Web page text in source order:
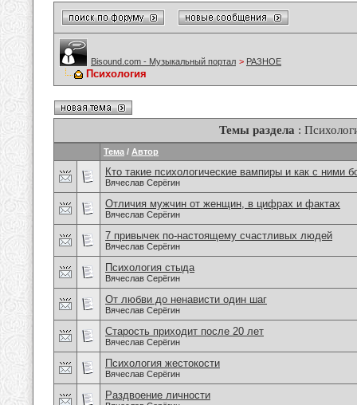
Bisound.com - Музыкальный портал > РАЗНОЕ
Психология
Темы раздела :
Тема / Автор
Кто такие психологические вампиры и как с ними
Вячеслав Серёгин
Отличия мужчин от женщин, в цифрах и фактах
Вячеслав Серёгин
7 привычек по-настоящему счастливых людей
Вячеслав Серёгин
Психология стыда
Вячеслав Серёгин
От любви до ненависти один шаг
Вячеслав Серёгин
Старость приходит после 20 лет
Вячеслав Серёгин
Психология жестокости
Вячеслав Серёгин
Раздвоение личности